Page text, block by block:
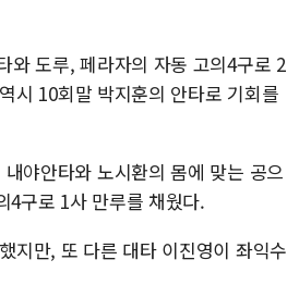
와 도루, 페라자의 자동 고의4구로 2
시 10회말 박지훈의 안타로 기회를
야안타와 노시환의 몸에 맞는 공으
4구로 1사 만루를 채웠다.
지만, 또 다른 대타 이진영이 좌익수